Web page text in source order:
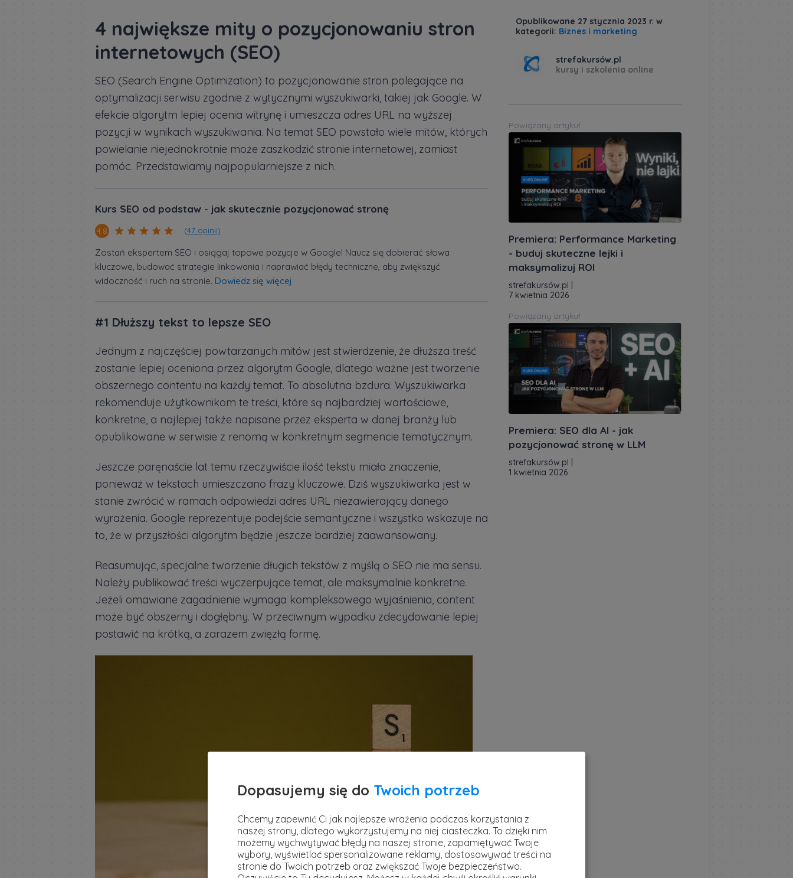
4 największe mity o pozycjonowaniu stron
internetowych (SEO)
SEO (Search Engine Optimization) to pozycjonowanie stron polegające na
optymalizacji serwisu zgodnie z wytycznymi wyszukiwarki, takiej jak Google. W
efekcie algorytm lepiej ocenia witrynę i umieszcza adres URL na wyższej
pozycji w wynikach wyszukiwania. Na temat SEO powstało wiele mitów, których
powielanie niejednokrotnie może zaszkodzić stronie internetowej, zamiast
pomóc. Przedstawiamy najpopularniejsze z nich.
Kurs SEO od podstaw - jak skutecznie pozycjonować stronę
4.8 (47 opinii)
Zostań ekspertem SEO i osiągaj topowe pozycje w Google! Naucz się dobierać słowa
kluczowe, budować strategie linkowania i naprawiać błędy techniczne, aby zwiększyć
widoczność i ruch na stronie. Dowiedz się więcej
#1 Dłuższy tekst to lepsze SEO
Jednym z najczęściej powtarzanych mitów jest stwierdzenie, że dłuższa treść
zostanie lepiej oceniona przez algorytm Google, dlatego ważne jest tworzenie
obszernego contentu na każdy temat. To absolutna bzdura. Wyszukiwarka
rekomenduje użytkownikom te treści, które są najbardziej wartościowe,
konkretne, a najlepiej także napisane przez eksperta w danej branży lub
opublikowane w serwisie z renomą w konkretnym segmencie tematycznym.
Jeszcze paręnaście lat temu rzeczywiście ilość tekstu miała znaczenie,
ponieważ w tekstach umieszczano frazy kluczowe. Dziś wyszukiwarka jest w
stanie zwrócić w ramach odpowiedzi adres URL niezawierający danego
wyrażenia. Google reprezentuje podejście semantyczne i wszystko wskazuje na
to, że w przyszłości algorytm będzie jeszcze bardziej zaawansowany.
Reasumując, specjalne tworzenie długich tekstów z myślą o SEO nie ma sensu.
Należy publikować treści wyczerpujące temat, ale maksymalnie konkretne.
Jeżeli omawiane zagadnienie wymaga kompleksowego wyjaśnienia, content
może być obszerny i dogłębny. W przeciwnym wypadku zdecydowanie lepiej
postawić na krótką, a zarazem zwięzłą formę.
Opublikowane 27 stycznia 2023 r. w
kategorii: Biznes i marketing
strefakursów.pl
kursy i szkolenia online
Powiązany artykuł
Premiera: Performance Marketing
- buduj skuteczne lejki i
maksymalizuj ROI
strefakursów.pl
7 kwietnia 2026
Powiązany artykuł
Premiera: SEO dla AI - jak
pozycjonować stronę w LLM
strefakursów.pl
1 kwietnia 2026
Dopasujemy się do Twoich potrzeb
Chcemy zapewnić Ci jak najlepsze wrażenia podczas korzystania z
naszej strony, dlatego wykorzystujemy na niej ciasteczka. To dzięki nim
możemy wychwytywać błędy na naszej stronie, zapamiętywać Twoje
wybory, wyświetlać spersonalizowane reklamy, dostosowywać treści na
stronie do Twoich potrzeb oraz zwiększać Twoje bezpieczeństwo.